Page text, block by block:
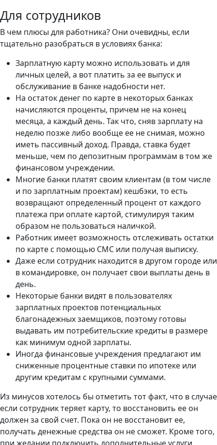
Для сотрудников
В чем плюсы для работника? Они очевидны, если
тщательно разобраться в условиях банка:
Зарплатную карту можно использовать и для
личных целей, а вот платить за ее выпуск и
обслуживание в банке надобности нет.
На остаток денег по карте в некоторых банках
начисляются проценты, причем не на конец
месяца, а каждый день. Так что, сняв зарплату на
неделю позже либо вообще ее не снимая, можно
иметь пассивный доход. Правда, ставка будет
меньше, чем по депозитным программам в том же
финансовом учреждении.
Многие банки платят своим клиентам (в том числе
и по зарплатным проектам) кешбэки, то есть
возвращают определенный процент от каждого
платежа при оплате картой, стимулируя таким
образом не пользоваться наличкой.
Работник имеет возможность отслеживать остатки
по карте с помощью СМС или получая выписку.
Даже если сотрудник находится в другом городе или
в командировке, он получает свои выплаты день в
день.
Некоторые банки видят в пользователях
зарплатных проектов потенциальных
благонадежных заемщиков, поэтому готовы
выдавать им потребительские кредиты в размере
как минимум одной зарплаты.
Иногда финансовые учреждения предлагают им
сниженные процентные ставки по ипотеке или
другим кредитам с крупными суммами.
Из минусов хотелось бы отметить тот факт, что в случае
если сотрудник теряет карту, то восстановить ее он
должен за свой счет. Пока он не восстановит ее,
получать денежные средства он не сможет. Кроме того,